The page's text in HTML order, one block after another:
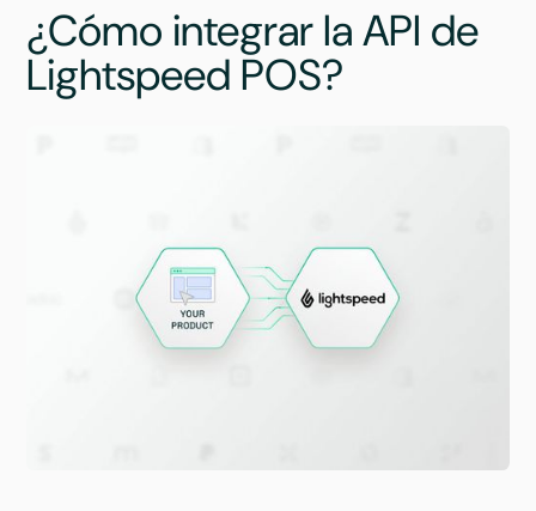
¿Cómo integrar la API de
Lightspeed POS?